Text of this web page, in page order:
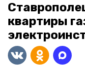
квартиры